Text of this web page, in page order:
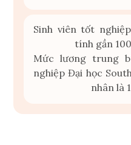
Sinh viên tốt
tính gần
Mức lương trung
nghiệp Đại học
nhân là